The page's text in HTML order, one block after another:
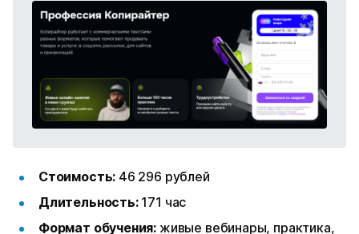
Стоимость: 46 296 рублей
Длительность: 171 час
Формат обучения: живые вебинары, практика,